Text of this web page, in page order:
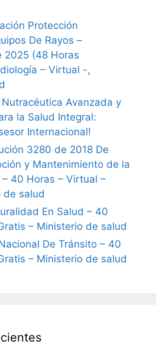
Protección
De Rayos –
2025 (48 Horas
– Virtual -,
Avanzada y
la Salud Integral:
Internacional!
3280 de 2018 De
y Mantenimiento de la
– 40 Horas – Virtual –
de salud
En Salud – 40
– Ministerio de salud
De Tránsito – 40
– Ministerio de salud